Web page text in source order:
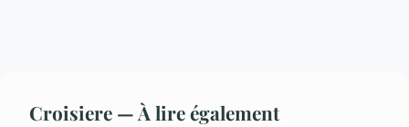
Croisiere — À lire également